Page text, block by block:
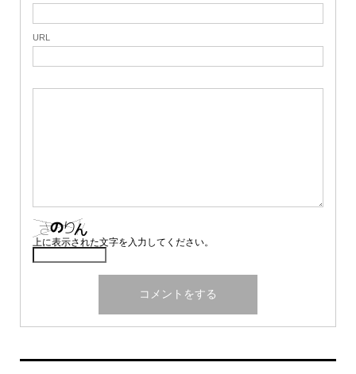
URL
上に表示された文字を入力してください。